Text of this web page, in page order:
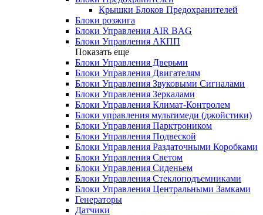
Крышки Блоков Предохранителей
Блоки розжига
Блоки Управления AIR BAG
Блоки Управления АКПП
Показать еще
Блоки Управления Дверьми
Блоки Управления Двигателям
Блоки Управления Звуковыми Сигналами
Блоки Управления Зеркалами
Блоки Управления Климат-Контролем
Блоки управления мультимеди (джойстики)
Блоки Управления Парктроником
Блоки Управления Подвеской
Блоки Управления Раздаточными Коробками
Блоки Управления Светом
Блоки Управления Сиденьем
Блоки Управления Стеклоподъемниками
Блоки Управления Центральными Замками
Генераторы
Датчики